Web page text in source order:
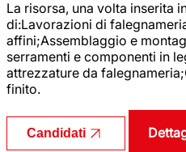
La risorsa, una volta inserita
di:Lavorazioni di
affini;Assemblaggio e
serramenti e componenti in
attrezzature da
finito.
Candidati